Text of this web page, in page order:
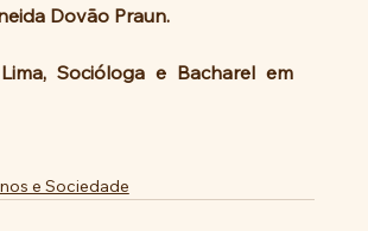
Dovão Praun.
Socióloga e Bacharel em
e Sociedade